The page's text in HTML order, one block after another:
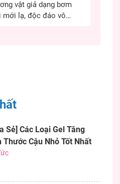
gel bôi trơn đúng
quyết định đến...
vật giả dạng bơm
mới lạ, độc đáo vô
Sẻ] Các Loại Gel Tăng
Thước Cậu Nhỏ Tốt Nhất